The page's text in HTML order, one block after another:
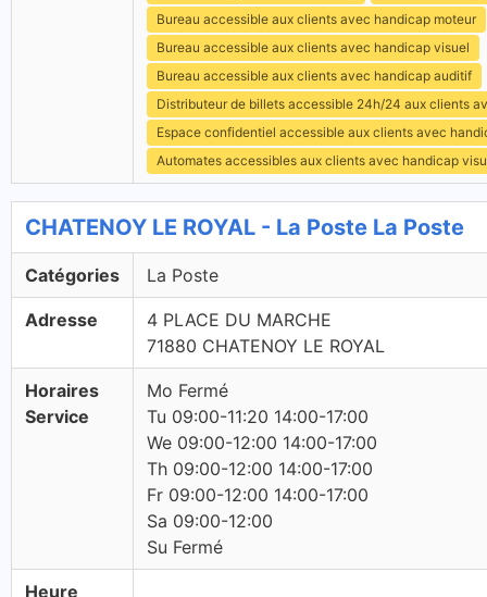
Bureau accessible aux clients avec handicap moteur
Bureau accessible aux clients avec handicap visuel
Bureau accessible aux clients avec handicap auditif
Distributeur de billets accessible 24h/24 aux clients
Espace confidentiel accessible aux clients avec
Automates accessibles aux clients avec handicap
CHATENOY LE ROYAL - La Poste La Poste
Catégories La Poste
Adresse
4 PLACE DU MARCHE
71880 CHATENOY LE ROYAL
Horaires
Service
Mo Fermé
Tu 09:00-11:20 14:00-17:00
We 09:00-12:00 14:00-17:00
Th 09:00-12:00 14:00-17:00
Fr 09:00-12:00 14:00-17:00
Sa 09:00-12:00
Su Fermé
Heure